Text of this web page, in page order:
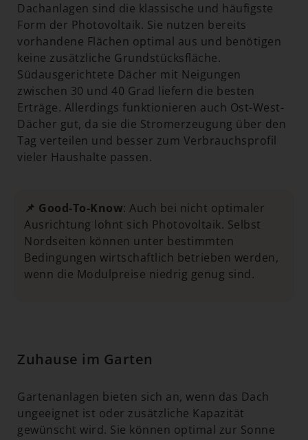
Dachanlagen sind die klassische und häufigste
Form der Photovoltaik. Sie nutzen bereits
vorhandene Flächen optimal aus und benötigen
keine zusätzliche Grundstücksfläche.
Südausgerichtete Dächer mit Neigungen
zwischen 30 und 40 Grad liefern die besten
Erträge. Allerdings funktionieren auch Ost-West-
Dächer gut, da sie die Stromerzeugung über den
Tag verteilen und besser zum Verbrauchsprofil
vieler Haushalte passen.
📌 Good-To-Know: Auch bei nicht optimaler
Ausrichtung lohnt sich Photovoltaik. Selbst
Nordseiten können unter bestimmten
Bedingungen wirtschaftlich betrieben werden,
wenn die Modulpreise niedrig genug sind.
Zuhause im Garten
Gartenanlagen bieten sich an, wenn das Dach
ungeeignet ist oder zusätzliche Kapazität
gewünscht wird. Sie können optimal zur Sonne